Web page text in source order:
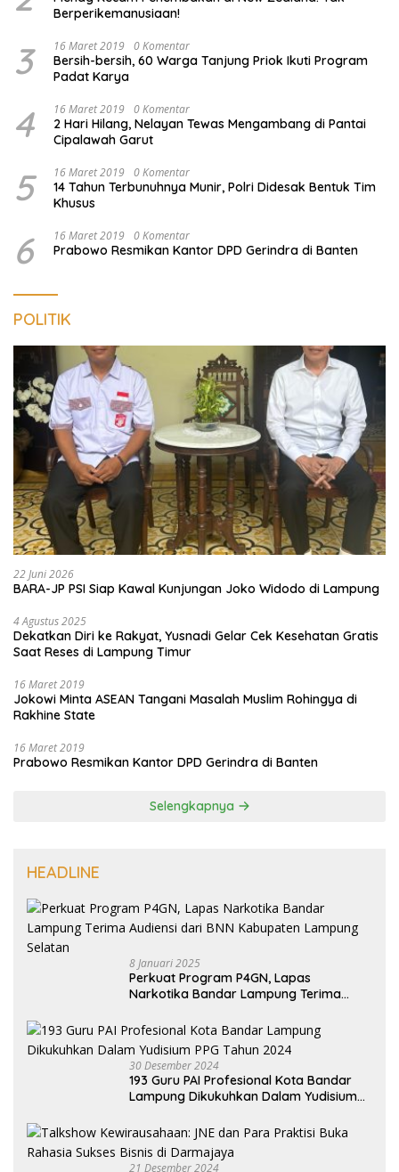
Berperikemanusiaan!
3 16 Maret 2019 0 Komentar
Bersih-bersih, 60 Warga Tanjung Priok Ikuti Program
Padat Karya
4 16 Maret 2019 0 Komentar
2 Hari Hilang, Nelayan Tewas Mengambang di Pantai
Cipalawah Garut
5 16 Maret 2019 0 Komentar
14 Tahun Terbunuhnya Munir, Polri Didesak Bentuk Tim
Khusus
6 16 Maret 2019 0 Komentar
Prabowo Resmikan Kantor DPD Gerindra di Banten
POLITIK
22 Juni 2026
BARA-JP PSI Siap Kawal Kunjungan Joko Widodo di Lampung
4 Agustus 2025
Dekatkan Diri ke Rakyat, Yusnadi Gelar Cek Kesehatan Gratis
Saat Reses di Lampung Timur
16 Maret 2019
Jokowi Minta ASEAN Tangani Masalah Muslim Rohingya di
Rakhine State
16 Maret 2019
Prabowo Resmikan Kantor DPD Gerindra di Banten
Selengkapnya
HEADLINE
8 Januari 2025
Perkuat Program P4GN, Lapas
Narkotika Bandar Lampung Terima
Selatan
30 Desember 2024
193 Guru PAI Profesional Kota Bandar
Lampung Dikukuhkan Dalam Yudisium
21 Desember 2024